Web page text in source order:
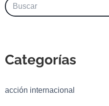
Categorías
acción internacional